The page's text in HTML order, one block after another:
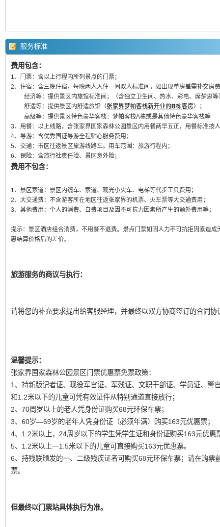
服务标准
费用包含：
1、门票：含以上行程内所列景点的门票；
2、住宿：含三晚住宿，每晚两人入住一间双人标准间，如出现单房差需补交房
经济等：提供景区内旅馆标准间；（含独立卫生间、热水、彩电、席梦思等
舒适等： 提供景区内舒适旅馆（张家界梦帕客栈新开业的B栋客房）；
高级等：提供景区特色豪华客栈：梦帕客栈A栋或是其他特色豪华客栈等
3、用餐：以上线路，含张家界国家森林公园景区内用餐两早五正，用餐标准按
4、导游：含优秀国证导游全程贴心服务费用；
5、交通：市区往返景区旅游线路车。用车范围：旅游行程内；
6、保险：含旅行社责任险、景区意外险；
费用不包含：
1、景区索道：景区内缆车、索道、观光小火车、电梯等代步工具费用；
2、大交通费：不含游客所在地区往返张家界的机票、火车票等大交通费用；
3、其他费用：个人的消费、自费项目及因不可抗力因素所产生的额外费用等；
提示： 景区酒店组合消费，不用餐不退费。景点门票如因人力不可抗拒因素造
惠结算价格后的差价。
旅游服务的商议与执行：
请将您的补充要求提出给客服经理，并最终以双方协商签订的合同协
温馨提示：
张家界国家森林公园景区门票优惠票免票政策：
1、持新版记者证、现役军官证、军残证、文职干部证、学员证、警
和1.2米以下的儿童可凭有效证件从特别通道直接放行；
2、70周岁以上的老人凭身份证购买68元环保车票；
3、60岁—69岁的老年人凭身份证（必须年满）购买163元优惠票；
4、1.2米以上，24周岁以下的学生凭学生证和身份证购买163元优惠
5、1.2米以上—1.5米以下的儿童可直接购买163元优惠票。
6、持残联颁发的一、二级残疾证者可购买68元环保车票；请在购票
票。
但最终以门票站具体执行为准。